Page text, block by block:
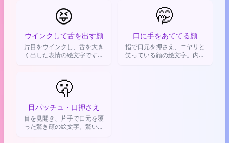
に使われます。
じを伝えるのに使う。
😝
ウインクして舌を出す顔
片目をウインクし、舌を大き
く出した表情の絵文字です。
さや茶目っ気を表現するのに
使います。
🤭
口に手をあててる顔
指で口元を押さえ、ニヤリと
笑っている顔の絵文字。内緒
🫢
目パッチュ・口押さえ
目を見開き、片手で口元を覆
った驚き顔の絵文字。驚いた